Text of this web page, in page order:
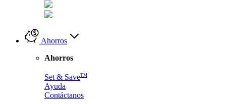
Ahorros
Ahorros
Set & SaveTM
Ayuda
Contáctanos